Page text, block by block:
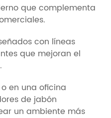
que complementa
con líneas
que mejoran el
en una oficina
de jabón
un ambiente más